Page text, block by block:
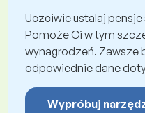
Uczciwie ustalaj
Pomoże Ci w tym
wynagrodzeń. Zawsze
odpowiednie dane
Wypróbuj